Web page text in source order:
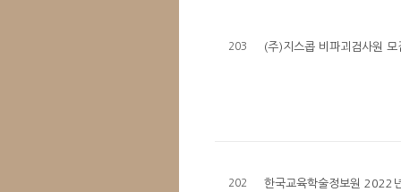
203 (주)지스콥 비파괴검사원 모
202 한국교육학술정보원 2022